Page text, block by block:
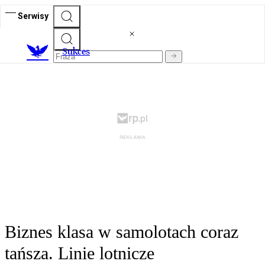
Serwisy
Sukces
Biznes klasa w samolotach coraz
tańsza. Linie lotnicze